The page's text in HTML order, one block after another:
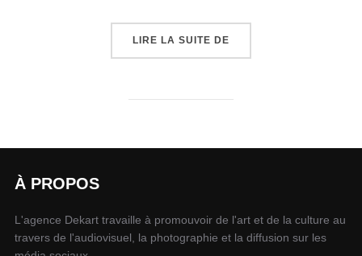
LIRE LA SUITE DE
À PROPOS
L'agence Dekart travaille à promouvoir de l'art et de la culture au
travers de l'audiovisuel, la photographie et la diffusion sur les